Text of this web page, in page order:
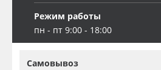
Режим работы
пн - пт 9:00 - 18:00
Самовывоз